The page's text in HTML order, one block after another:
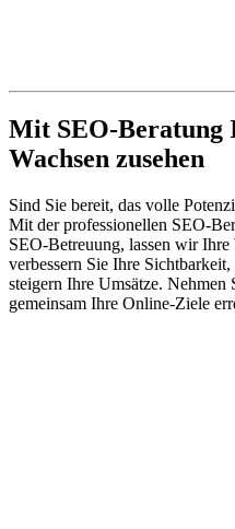
Mit SEO-Beratung
Wachsen zusehen
Sind Sie bereit, das volle
Mit der professionellen SEO-
SEO-Betreuung, lassen wir
verbessern Sie Ihre
steigern Ihre Umsätze. Nehmen
gemeinsam Ihre Online-Ziele